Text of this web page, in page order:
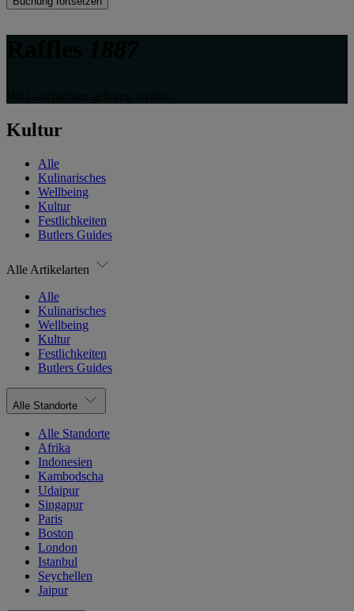
Kultur
Alle
Kulinarisches
Wellbeing
Kultur
Festlichkeiten
Butlers Guides
Alle Artikelarten
Alle
Kulinarisches
Wellbeing
Kultur
Festlichkeiten
Butlers Guides
Alle Standorte
Alle Standorte
Afrika
Indonesien
Kambodscha
Udaipur
Singapur
Paris
Boston
London
Istanbul
Seychellen
Jaipur